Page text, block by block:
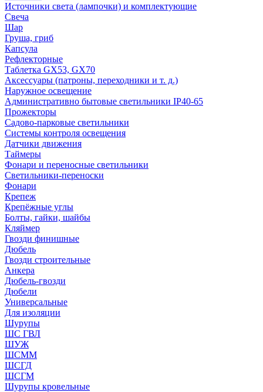
Источники света (лампочки) и комплектующие
Свеча
Шар
Груша, гриб
Капсула
Рефлекторные
Таблетка GX53, GX70
Аксессуары (патроны, переходники и т. д.)
Наружное освещение
Административно бытовые светильники IP40-65
Прожекторы
Садово-парковые светильники
Системы контроля освещения
Датчики движения
Таймеры
Фонари и переносные светильники
Светильники-переноски
Фонари
Крепеж
Крепёжные углы
Болты, гайки, шайбы
Кляймер
Гвозди финишные
Дюбель
Гвозди строительные
Анкера
Дюбель-гвозди
Дюбели
Универсальные
Для изоляции
Шурупы
ШС ГВЛ
ШУЖ
ШСММ
ШСГД
ШСГМ
Шурупы кровельные